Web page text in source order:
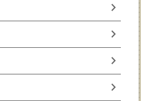
chevron_right
chevron_right
chevron_right
chevron_right